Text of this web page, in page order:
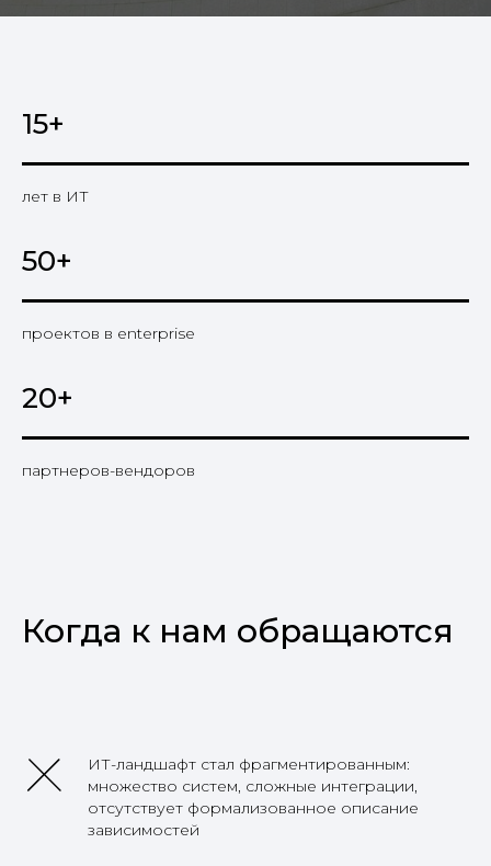
15+
лет в ИТ
50+
проектов в enterprise
20+
партнеров-вендоров
Когда к нам обращаются
ИТ-ландшафт стал фрагментированным:
множество систем, сложные интеграции,
отсутствует формализованное описание
зависимостей